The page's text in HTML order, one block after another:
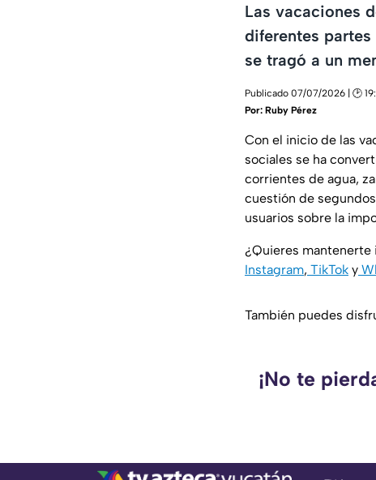
Las vacaciones
diferentes
se tragó a un
Publicado 07/07/2026 | 🕑
Por: Ruby Pérez
Con el inicio de las
sociales se ha
corrientes de agua,
cuestión de
usuarios sobre la
¿Quieres mantenerte
Instagram, TikTok y
También puedes
¡No te